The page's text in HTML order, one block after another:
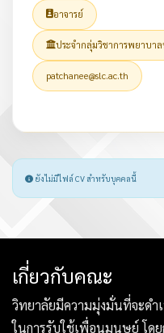
อาจารย์
ประจำกลุ่มวิชาการพยาบ
patchanee@slc.ac.th
ยังไม่มีไฟล์ CV สำหรับบุคคลนี้
เกี่ยวกับคณะ
วิทยาลัยมีความมุ่งมั่นที่จะดำ
ในการรับใช้เพื่อนมนุษย์ โ